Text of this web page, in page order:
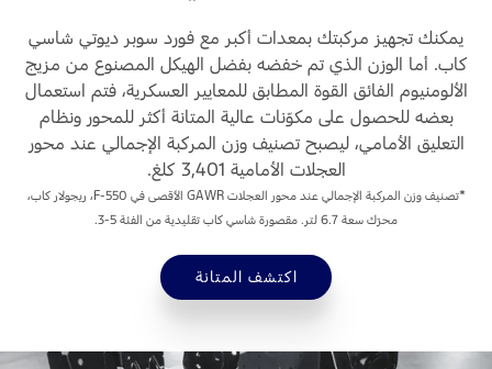
يمكنك تجهيز مركبتك بمعدات أكبر مع فورد سوبر ديوتي شاسي
كاب. أما الوزن الذي تم خفضه بفضل الهيكل المصنوع من مزيج
الألومنيوم الفائق القوة المطابق للمعايير العسكرية، فتم استعمال
بعضه للحصول على مكوّنات عالية المتانة أكثر للمحور ونظام
التعليق الأمامي، ليصبح تصنيف وزن المركبة الإجمالي عند محور
العجلات الأمامية 3,401 كلغ.
*تصنيف وزن المركبة الإجمالي عند محور العجلات GAWR الأقصى في F-550، ريجولار كاب،
محرّك سعة 6.7 لتر. مقصورة شاسي كاب تقليدية من الفئة 5-3.
اكتشف المتانة